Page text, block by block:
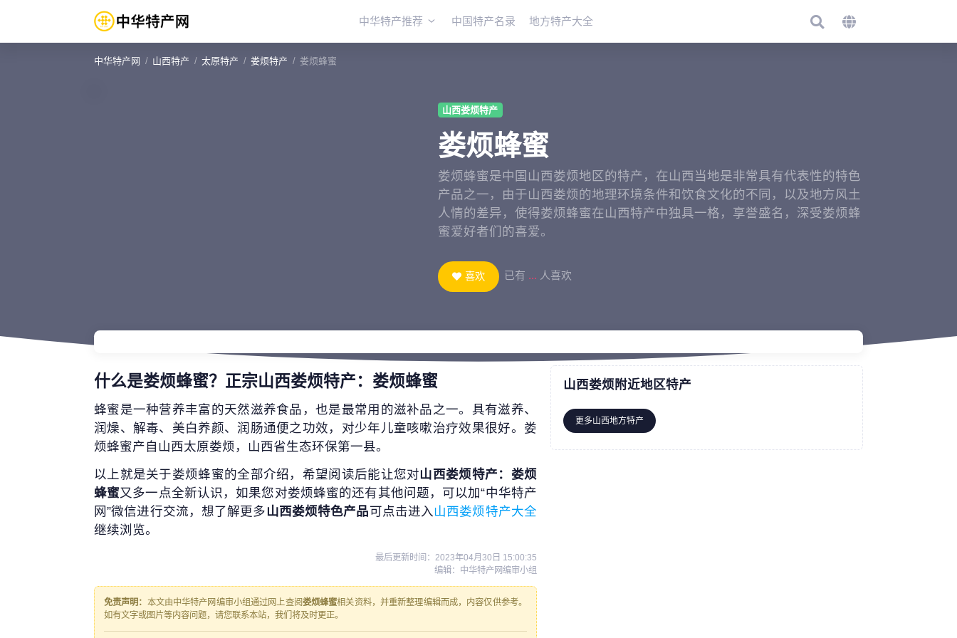
中华特产推荐 中国特产名录 地方特产大全
中华特产网 山西特产 太原特产 娄烦特产 娄烦蜂蜜
山西娄烦特产
娄烦蜂蜜
娄烦蜂蜜是中国山西娄烦地区的特产，在山西当地是非常具有代表性的特色
产品之一，由于山西娄烦的地理环境条件和饮食文化的不同，以及地方风土
人情的差异，使得娄烦蜂蜜在山西特产中独具一格，享誉盛名，深受娄烦蜂
蜜爱好者们的喜爱。
喜欢 已有 ... 人喜欢
什么是娄烦蜂蜜？正宗山西娄烦特产：娄烦蜂蜜
蜂蜜是一种营养丰富的天然滋养食品，也是最常用的滋补品之一。具有滋养、
润燥、解毒、美白养颜、润肠通便之功效，对少年儿童咳嗽治疗效果很好。娄
烦蜂蜜产自山西太原娄烦，山西省生态环保第一县。
以上就是关于娄烦蜂蜜的全部介绍，希望阅读后能让您对山西娄烦特产：娄烦
蜂蜜又多一点全新认识，如果您对娄烦蜂蜜的还有其他问题，可以加“中华特产
网”微信进行交流，想了解更多山西娄烦特色产品可点击进入山西娄烦特产大全
继续浏览。
最后更新时间： 2023年04月30日 15:00:35
编辑：中华特产网编审小组
免责声明： 本文由中华特产网编审小组通过网上查阅娄烦蜂蜜相关资料，并重新整理编辑而成，内容仅供参考。
如有文字或图片等内容问题，请您联系本站，我们将及时更正。
山西娄烦附近地区特产
更多山西地方特产